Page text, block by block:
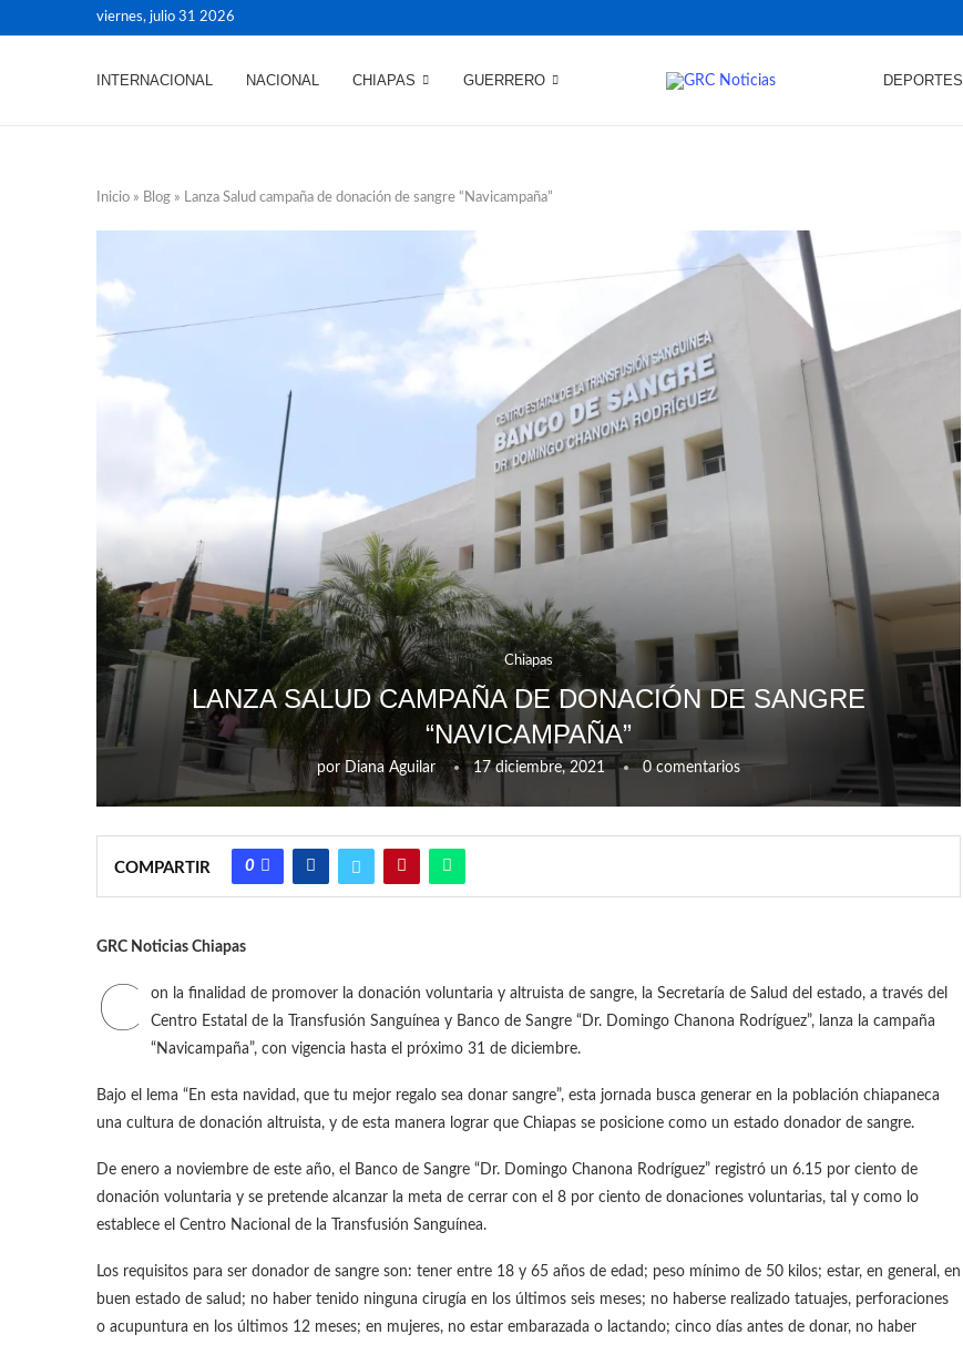
viernes, julio 31 2026
INTERNACIONAL NACIONAL CHIAPAS GUERRERO DEPORTES
Inicio » Blog » Lanza Salud campaña de donación de sangre “Navicampaña”
Chiapas
LANZA SALUD CAMPAÑA DE DONACIÓN DE SANGRE
“NAVICAMPAÑA”
porDiana Aguilar 17 diciembre, 2021 0 comentarios
COMPARTIR 0
GRC Noticias Chiapas
C
on la finalidad de promover la donación voluntaria y altruista de sangre, la Secretaría de Salud del estado, a través del
Centro Estatal de la Transfusión Sanguínea y Banco de Sangre “Dr. Domingo Chanona Rodríguez”, lanza la campaña
“Navicampaña”, con vigencia hasta el próximo 31 de diciembre.
Bajo el lema “En esta navidad, que tu mejor regalo sea donar sangre”, esta jornada busca generar en la población chiapaneca
una cultura de donación altruista, y de esta manera lograr que Chiapas se posicione como un estado donador de sangre.
De enero a noviembre de este año, el Banco de Sangre “Dr. Domingo Chanona Rodríguez” registró un 6.15 por ciento de
donación voluntaria y se pretende alcanzar la meta de cerrar con el 8 por ciento de donaciones voluntarias, tal y como lo
establece el Centro Nacional de la Transfusión Sanguínea.
Los requisitos para ser donador de sangre son: tener entre 18 y 65 años de edad; peso mínimo de 50 kilos; estar, en general, en
buen estado de salud; no haber tenido ninguna cirugía en los últimos seis meses; no haberse realizado tatuajes, perforaciones
o acupuntura en los últimos 12 meses; en mujeres, no estar embarazada o lactando; cinco días antes de donar, no haber